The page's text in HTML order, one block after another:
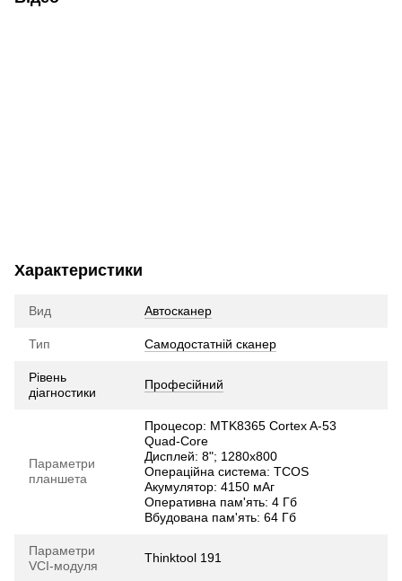
Характеристики
Вид Автосканер
Тип Самодостатній сканер
Рівень
діагностики
Професійний
Параметри
планшета
Процесор: MTK8365 Cortex A-53
Quad-Core
Дисплей: 8"; 1280х800
Операційна система: TCOS
Акумулятор: 4150 мАг
Оперативна пам'ять: 4 Гб
Вбудована пам'ять: 64 Гб
Параметри
VCI-модуля
Thinktool 191